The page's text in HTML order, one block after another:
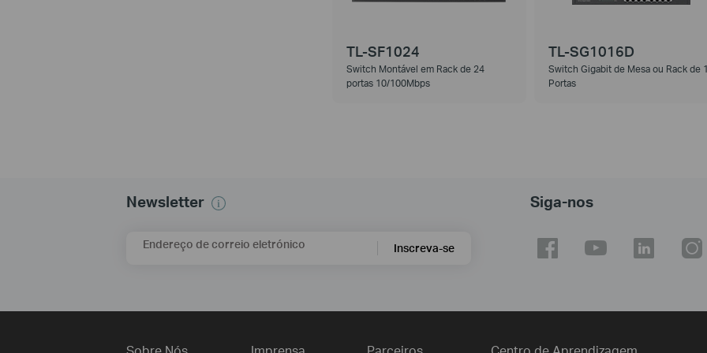
TL-SF1024
Switch Montável em Rack de 24
portas 10/100Mbps
TL-SG1016D
Switch Gigabit de Mesa ou Rack de
Portas
Newsletter
Endereço de correio eletrónico Inscreva-se
Siga-nos